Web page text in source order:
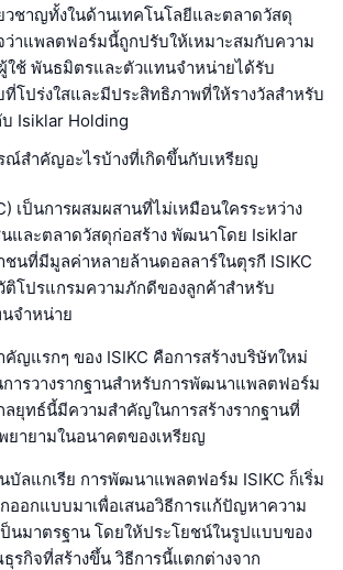
ชาญทั้งในด้านเทคโนโลยีและตลาดวัสดุ
ว่าแพลตฟอร์มนี้ถูกปรับให้เหมาะสมกับความ
ใช้ พันธมิตรและตัวแทนจำหน่ายได้รับ
โปร่งใสและมีประสิทธิภาพที่ให้รางวัลสำหรับ
Isiklar Holding
ณ์สำคัญอะไรบ้างที่เกิดขึ้นกับเหรียญ
เป็นการผสมผสานที่ไม่เหมือนใครระหว่าง
นและตลาดวัสดุก่อสร้าง พัฒนาโดย Isiklar
นที่มีมูลค่าหลายล้านดอลลาร์ในตุรกี ISIKC
ติโปรแกรมความภักดีของลูกค้าสำหรับ
จำหน่าย
ญแรกๆ ของ ISIKC คือการสร้างบริษัทใหม่
การวางรากฐานสำหรับการพัฒนาแพลตฟอร์ม
ลยุทธ์นี้มีความสำคัญในการสร้างรากฐานที่
ยายามในอนาคตของเหรียญ
บัลแกเรีย การพัฒนาแพลตฟอร์ม ISIKC ก็เริ่ม
อกแบบมาเพื่อเสนอวิธีการแก้ปัญหาความ
นมาตรฐาน โดยให้ประโยชน์ในรูปแบบของ
รกิจที่สร้างขึ้น วิธีการนี้แตกต่างจาก